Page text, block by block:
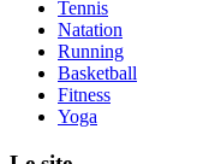
Tennis
Natation
Running
Basketball
Fitness
Yoga